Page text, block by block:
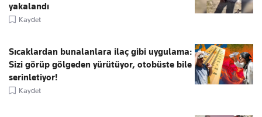
yakalandı
Kaydet
Sıcaklardan bunalanlara ilaç gibi uygulama:
Sizi görüp gölgeden yürütüyor, otobüste bile
serinletiyor!
Kaydet